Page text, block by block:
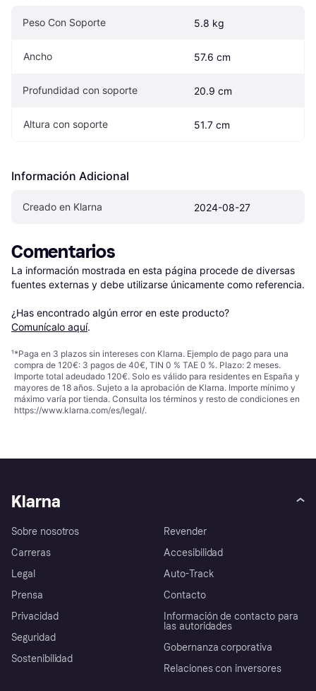
Peso Con Soporte 5.8 kg
Ancho 57.6 cm
Profundidad con soporte 20.9 cm
Altura con soporte 51.7 cm
Información Adicional
Creado en Klarna 2024-08-27
Comentarios
La información mostrada en esta página procede de diversas
fuentes externas y debe utilizarse únicamente como referencia.
¿Has encontrado algún error en este producto?
Comunícalo aquí.
¹*Paga en 3 plazos sin intereses con Klarna. Ejemplo de pago para una
compra de 120€: 3 pagos de 40€, TIN 0 % TAE 0 %. Plazo: 2 meses.
Importe total adeudado 120€. Solo es válido para residentes en España y
mayores de 18 años. Sujeto a la aprobación de Klarna. Importe mínimo y
máximo varía por tienda. Consulta los términos y resto de condiciones en
https://www.klarna.com/es/legal/.
Klarna
Sobre nosotros
Carreras
Legal
Prensa
Privacidad
Seguridad
Sostenibilidad
Revender
Accesibilidad
Auto-Track
Contacto
Información de contacto para
las autoridades
Gobernanza corporativa
Relaciones con inversores